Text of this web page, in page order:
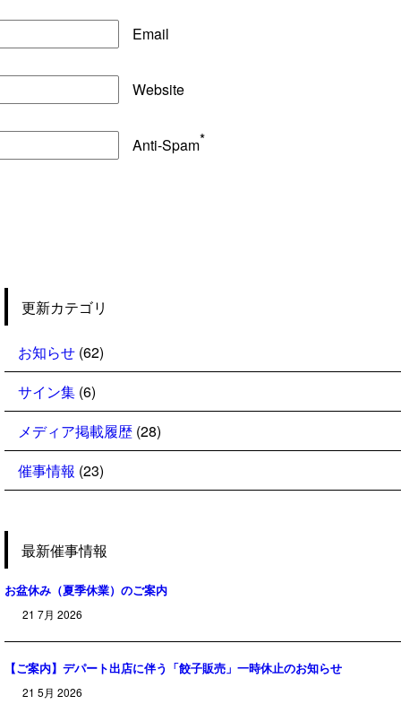
Email
Website
Anti-Spam*
更新カテゴリ
お知らせ (62)
サイン集 (6)
メディア掲載履歴 (28)
催事情報 (23)
最新催事情報
お盆休み（夏季休業）のご案内
21 7月 2026
【ご案内】デパート出店に伴う「餃子販売」一時休止のお知らせ
21 5月 2026